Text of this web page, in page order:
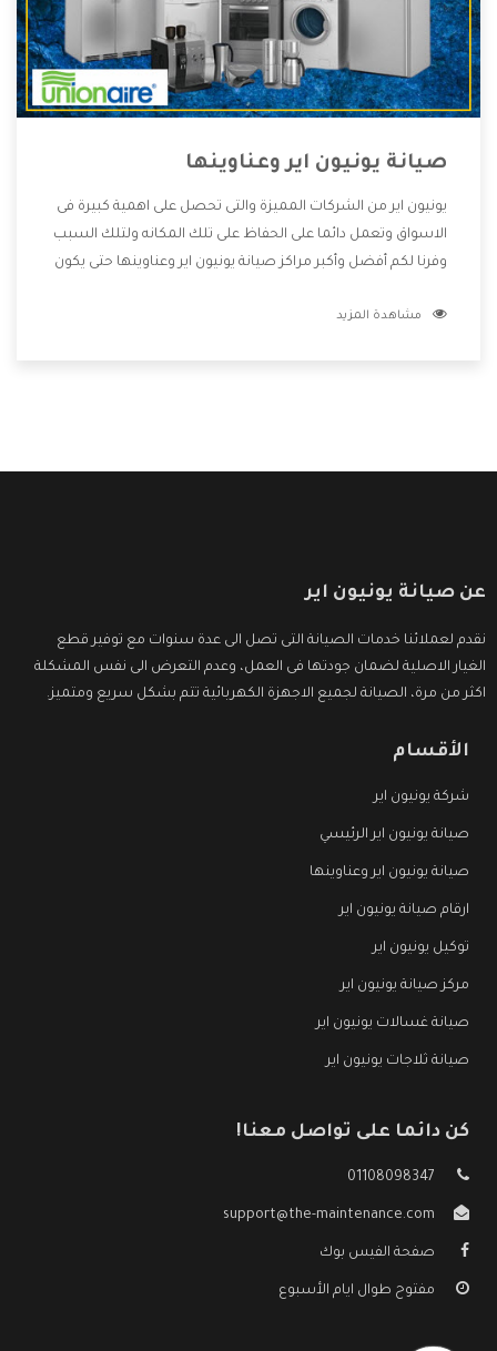
صيانة يونيون اير وعناوينها
يونيون اير من الشركات المميزة والتى تحصل على اهمية كبيرة فى
الاسواق وتعمل دائما على الحفاظ على تلك المكانه ولتلك السبب
وفرنا لكم أفضل وأكبر مراكز صيانة يونيون اير وعناوينها حتى يكون
دون اى ازعاج كما أننا نهتم بكل ما يحتاجه المستهلك لكى نحافظ
مشاهدة المزيد
عن صيانة يونيون اير
نقدم لعملائنا خدمات الصيانة التى تصل الى عدة سنوات مع توفير قطع
الغيار الاصلية لضمان جودتها فى العمل، وعدم التعرض الى نفس المشكلة
اكثر من مرة، الصيانة لجميع الاجهزة الكهربائية تتم بشكل سريع ومتميز.
الأقسام
شركة يونيون اير
صيانة يونيون اير الرئيسي
صيانة يونيون اير وعناوينها
ارقام صيانة يونيون اير
توكيل يونيون اير
مركز صيانة يونيون اير
صيانة غسالات يونيون اير
صيانة ثلاجات يونيون اير
كن دائما على تواصل معنا!
01108098347
support@the-maintenance.com
صفحة الفيس بوك
مفتوح طوال ايام الأسبوع